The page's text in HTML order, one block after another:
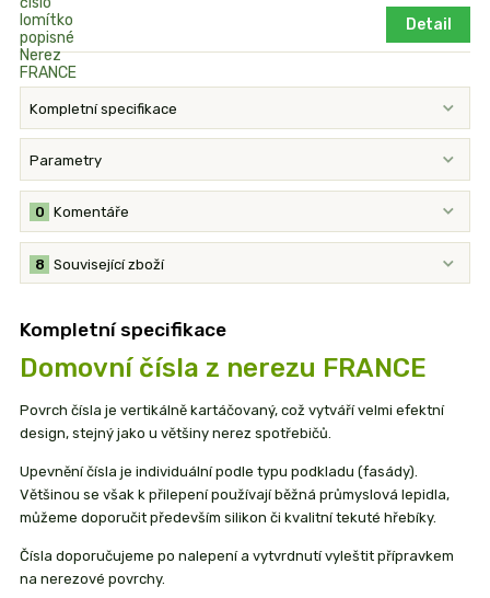
Detail
Kompletní specifikace
Parametry
Komentáře
0
Související zboží
8
Kompletní specifikace
Domovní čísla z nerezu FRANCE
Povrch čísla je vertikálně kartáčovaný, což vytváří velmi efektní
design, stejný jako u většiny nerez spotřebičů.
Upevnění čísla je individuální podle typu podkladu (fasády).
Většinou se však k přilepení používají běžná průmyslová lepidla,
můžeme doporučit především silikon či kvalitní tekuté hřebíky.
Čísla doporučujeme po nalepení a vytvrdnutí vyleštit přípravkem
na nerezové povrchy.